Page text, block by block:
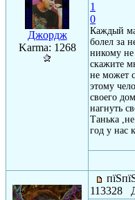
Джордж
Karma: 1268
1
0
Каждый
болел за
никому
скажите
не может
этому
своего
нагнуть
Танька
год у нас
113328